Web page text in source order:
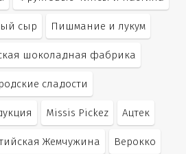
сыр Пишмание и лукум
шоколадная фабрика
сладости
Missis Pickez Ацтек
Жемчужина Верокко